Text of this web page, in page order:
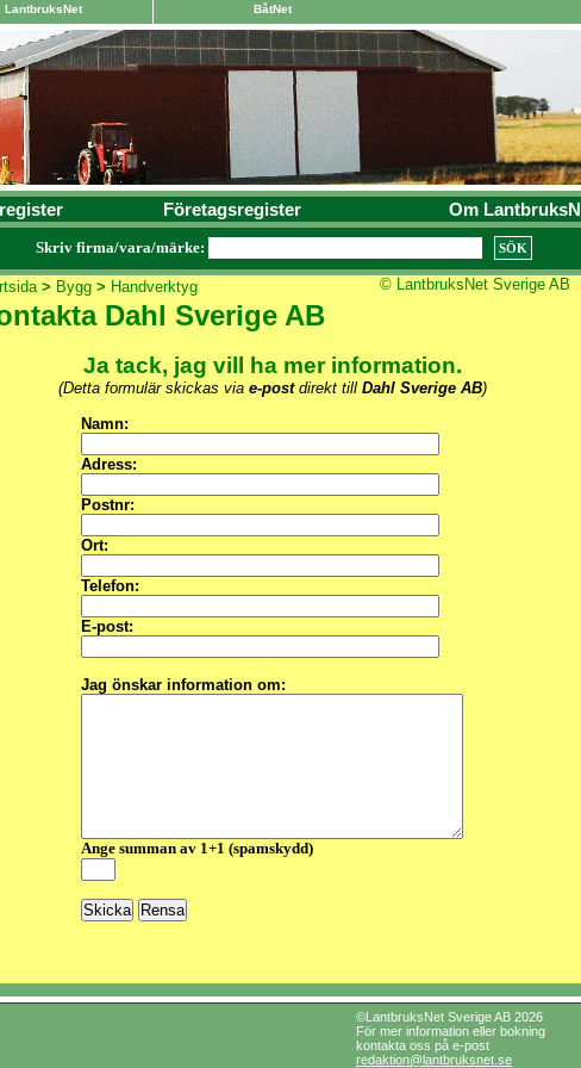
LantbruksNet BåtNet
Företagsregister Om
Skriv firma/vara/märke:
> Bygg> Handverktyg © LantbruksNet Sverige AB
Dahl Sverige AB
Ja tack, jag vill ha mer information.
(Detta formulär skickas via e-postdirekt till Dahl Sverige AB)
Namn:
Adress:
Postnr:
Ort:
Telefon:
E-post:
Jag önskar information om:
Ange summan av 1+1 (spamskydd)
©LantbruksNet Sverige AB 2026
För mer information eller bokning
kontakta oss på e-post
redaktion@lantbruksnet.se